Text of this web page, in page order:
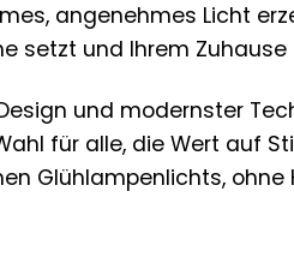
angenehmes Licht
setzt und Ihrem
und modernster
für alle, die Wert auf
Glühlampenlichts,